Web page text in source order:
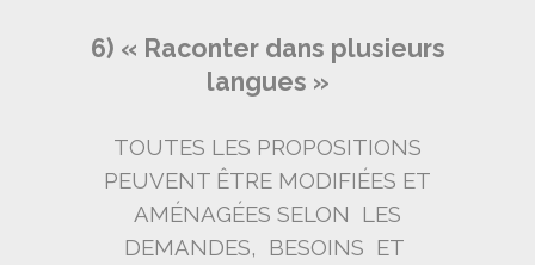
6) « Raconter dans plusieurs
langues »
TOUTES LES PROPOSITIONS
PEUVENT ÊTRE MODIFIÉES ET
AMÉNAGÉES SELON LES
DEMANDES, BESOINS ET